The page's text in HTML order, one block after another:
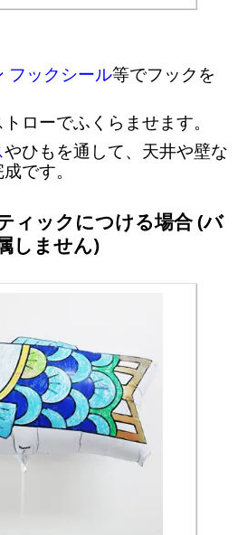
フックシール等でフックを
ローでふくらませます。
やひもを通して、天井や壁な
です。
ィックにつける場合 (バ
しません)